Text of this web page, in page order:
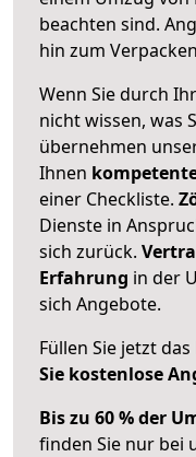
beachten sind.
hin zum
Wenn Sie durch
nicht wissen, was
übernehmen
Ihnen
einer Checkliste.
Dienste in
sich zurück.
Erfahrung in der
sich Angebote.
Füllen Sie jetzt
Sie kostenlose
Bis zu 60 % der
finden Sie nur bei